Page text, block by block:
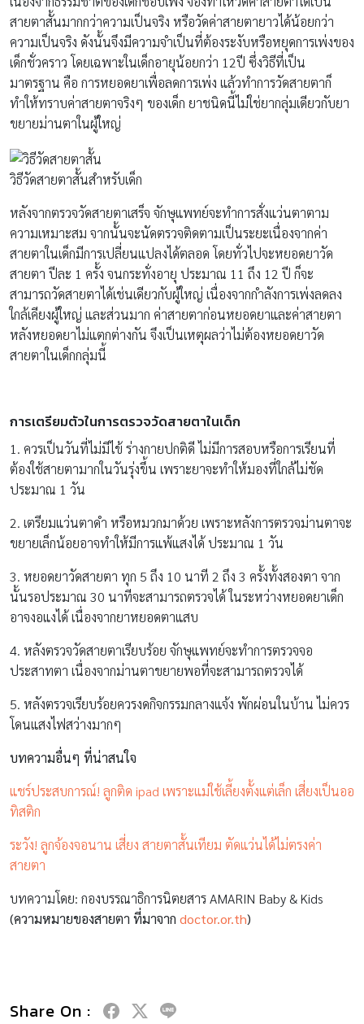
สายตาสั้นมากกว่าความเป็นจริง หรือวัดค่าสายตายาวได้น้อยกว่า
ความเป็นจริง ดังนั้นจึงมีความจำเป็นที่ต้องระงับหรือหยุดการเพ่งของ
เด็กชั่วคราว โดยเฉพาะในเด็กอายุน้อยกว่า 12ปี ซึ่งวิธีที่เป็น
มาตรฐาน คือ การหยอดยาเพื่อลดการเพ่ง แล้วทำการวัดสายตาก็
ทำให้ทราบค่าสายตาจริงๆ ของเด็ก ยาชนิดนี้ไม่ใช่ยากลุ่มเดียวกับยา
ขยายม่านตาในผู้ใหญ่
วิธีวัดสายตาสั้นสำหรับเด็ก
หลังจากตรวจวัดสายตาเสร็จ จักษุแพทย์จะทำการสั่งแว่นตาตาม
ความเหมาะสม จากนั้นจะนัดตรวจติดตามเป็นระยะเนื่องจากค่า
สายตาในเด็กมีการเปลี่ยนแปลงได้ตลอด โดยทั่วไปจะหยอดยาวัด
สายตา ปีละ 1 ครั้ง จนกระทั่งอายุ ประมาณ 11 ถึง 12 ปี ก็จะ
สามารถวัดสายตาได้เช่นเดียวกับผู้ใหญ่ เนื่องจากกำลังการเพ่งลดลง
ใกล้เคียงผู้ใหญ่ และส่วนมาก ค่าสายตาก่อนหยอดยาและค่าสายตา
หลังหยอดยาไม่แตกต่างกัน จึงเป็นเหตุผลว่าไม่ต้องหยอดยาวัด
สายตาในเด็กกลุ่มนี้
การเตรียมตัวในการตรวจวัดสายตาในเด็ก
1. ควรเป็นวันที่ไม่มีไข้ ร่างกายปกติดี ไม่มีการสอบหรือการเรียนที่
ต้องใช้สายตามากในวันรุ่งขึ้น เพราะยาจะทำให้มองที่ใกล้ไม่ชัด
ประมาณ 1 วัน
2. เตรียมแว่นตาดำ หรือหมวกมาด้วย เพราะหลังการตรวจม่านตาจะ
ขยายเล็กน้อยอาจทำให้มีการแพ้แสงได้ ประมาณ 1 วัน
3. หยอดยาวัดสายตา ทุก 5 ถึง 10 นาที 2 ถึง 3 ครั้งทั้งสองตา จาก
นั้นรอประมาณ 30 นาทีจะสามารถตรวจได้ ในระหว่างหยอดยาเด็ก
อาจงอแงได้ เนื่องจากยาหยอดตาแสบ
4. หลังตรวจวัดสายตาเรียบร้อย จักษุแพทย์จะทำการตรวจจอ
ประสาทตา เนื่องจากม่านตาขยายพอที่จะสามารถตรวจได้
5. หลังตรวจเรียบร้อยควรงดกิจกรรมกลางแจ้ง พักผ่อนในบ้าน ไม่ควร
โดนแสงไฟสว่างมากๆ
บทความอื่นๆ ที่น่าสนใจ
แชร์ประสบการณ์! ลูกติด ipad เพราะแม่ใช้เลี้ยงตั้งแต่เล็ก เสี่ยงเป็นออ
ทิสติก
ระวัง! ลูกจ้องจอนาน เสี่ยง สายตาสั้นเทียม ตัดแว่นได้ไม่ตรงค่า
สายตา
บทความโดย: กองบรรณาธิการนิตยสาร AMARIN Baby & Kids
(ความหมายของสายตา ที่มาจาก doctor.or.th)
Share On :